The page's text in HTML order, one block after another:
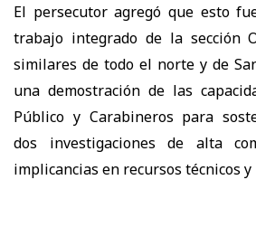
El persecutor agregó que esto
trabajo integrado de la sección
similares de todo el norte y de
una demostración de las
Público y Carabineros para
dos investigaciones de alta
implicancias en recursos técnicos y